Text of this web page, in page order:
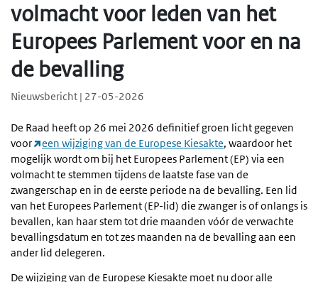
volmacht voor leden van het
Europees Parlement voor en na
de bevalling
Nieuwsbericht | 27-05-2026
De Raad heeft op 26 mei 2026 definitief groen licht gegeven
voor
een wijziging van de Europese Kiesakte, waardoor het
mogelijk wordt om bij het Europees Parlement (EP) via een
volmacht te stemmen tijdens de laatste fase van de
zwangerschap en in de eerste periode na de bevalling. Een lid
van het Europees Parlement (EP-lid) die zwanger is of onlangs is
bevallen, kan haar stem tot drie maanden vóór de verwachte
bevallingsdatum en tot zes maanden na de bevalling aan een
ander lid delegeren.
De wijziging van de Europese Kiesakte moet nu door alle